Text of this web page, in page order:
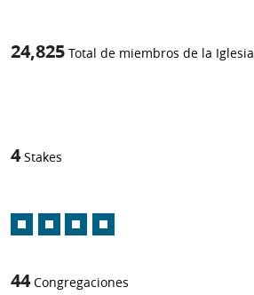
24,825 Total de miembros de la Iglesia
4 Stakes
44 Congregaciones